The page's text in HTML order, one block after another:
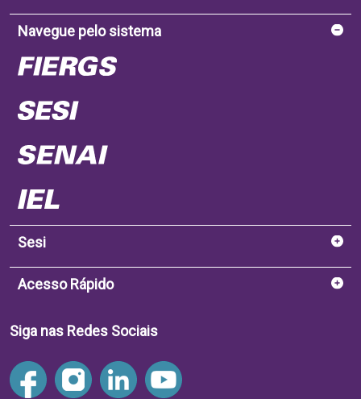
Navegue pelo sistema
Sesi
Acesso Rápido
Siga nas Redes Sociais